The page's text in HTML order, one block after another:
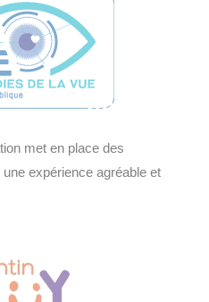
met en place des
expérience agréable et